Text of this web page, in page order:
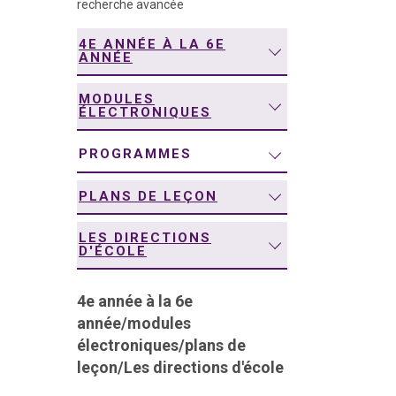
recherche avancée
4E ANNÉE À LA 6E
ANNÉE
MODULES
ÉLECTRONIQUES
PROGRAMMES
PLANS DE LEÇON
LES DIRECTIONS
D'ÉCOLE
4e année à la 6e
année/modules
électroniques/plans de
leçon/Les directions d'école